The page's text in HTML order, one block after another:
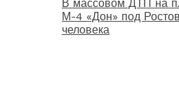
В массовом ДТП на
М-4 «Дон» под
человека